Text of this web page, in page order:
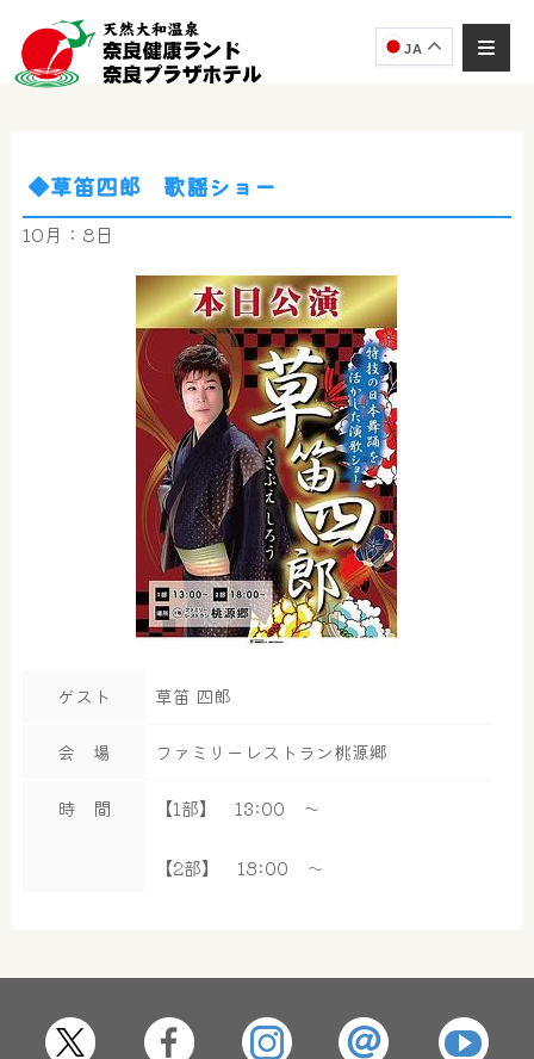
JA
屋内レジャープール グルメ
◆草笛四郎 歌謡ショー
10月：8日
ゲスト 草笛 四郎
会 場 ファミリーレストラン桃源郷
時 間 【1部】 13:00 ～
【2部】 18:00 ～
奈良健康ランド AIコンシェルジュです。
ご質問をお伺いします。